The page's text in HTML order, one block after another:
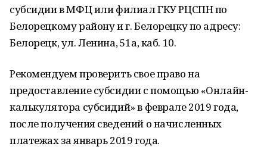
субсидии в МФЦ или филиал ГКУ РЦСПН по
Белорецкому району и г. Белорецку по адресу:
Белорецк, ул. Ленина, 51а, каб. 10.
Рекомендуем проверить свое право на
предоставление субсидии с помощью «Онлайн-
калькулятора субсидий» в феврале 2019 года,
после получения сведений о начисленных
платежах за январь 2019 года.